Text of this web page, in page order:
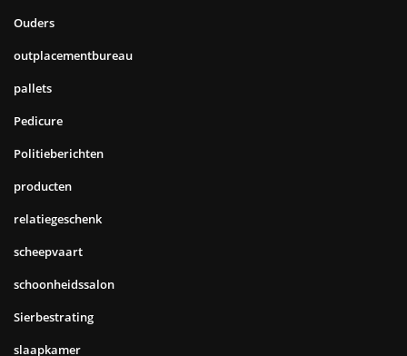
Ouders
outplacementbureau
pallets
Pedicure
Politieberichten
producten
relatiegeschenk
scheepvaart
schoonheidssalon
Sierbestrating
slaapkamer